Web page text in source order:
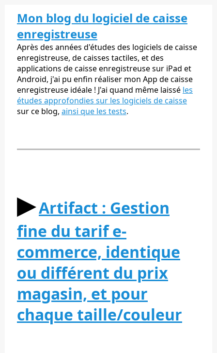
Mon blog du logiciel de caisse
enregistreuse
Après des années d'études des logiciels de caisse
enregistreuse, de caisses tactiles, et des
applications de caisse enregistreuse sur iPad et
Android, j'ai pu enfin réaliser mon App de caisse
enregistreuse idéale ! J'ai quand même laissé les
études approfondies sur les logiciels de caisse
sur ce blog, ainsi que les tests.
▶︎Artifact : Gestion
fine du tarif e-
commerce, identique
ou différent du prix
magasin, et pour
chaque taille/couleur